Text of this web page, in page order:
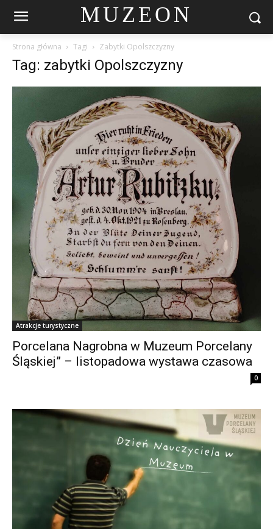
MUZEON
Strona główna Tagi Zabytki Opolszczyzny
Tag: zabytki Opolszczyzny
Atrakcje turystyczne
Porcelana Nagrobna w Muzeum Porcelany
Śląskiej” – listopadowa wystawa czasowa
0